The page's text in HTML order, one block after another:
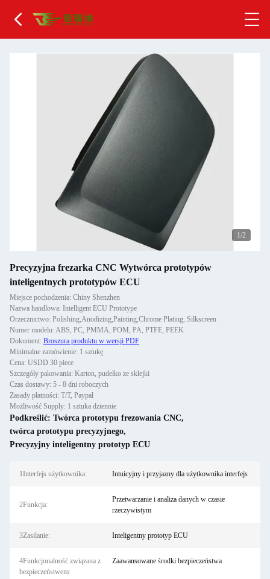
2/2
Precyzyjna frezarka CNC Wytwórca prototypów
inteligentnych prototypów ECU
Miejsce pochodzenia: Chiny Shenzhen
Nazwa handlowa: Intelligent ECU Prototype
Orzecznictwo: Polishing,Anodizing,Painting,Chrome Plating, Silkscreen
Numer modelu: ABS, PC, PMMA, POM, PA, PTFE, PEEK
Dokument: Broszura produktu w wersji PDF
Minimalne zamówienie: 1 sztukę
Cena: USDD 30 piece
Szczegóły pakowania: Karton, pudełko ze sklejki
Czas dostawy: 5 - 8 dni roboczych
Zasady płatności: T/T, Paypal
Możliwość Supply: 1 sztuka dziennie
Podkreślić: Twórca prototypu frezowania CNC,
twórca prototypu precyzyjnego,
Precyzyjny inteligentny prototyp ECU
1Interfejs użytkownika: Intuicyjny i przyjazny dla użytkownika interfejs
2Funkcja:
Przetwarzanie i analiza danych w czasie
rzeczywistym
3Zasilanie: Inteligentny prototyp ECU
4Funkcjonalność związana z
bezpieczeństwem:
Zaawansowane środki bezpieczeństwa